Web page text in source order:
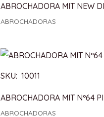
ABROCHADORA MIT NEW
ABROCHADORAS
SKU: 10011
ABROCHADORA MIT Nº64
ABROCHADORAS